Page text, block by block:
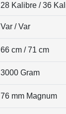
28 Kalibre / 36
Var / Var
66 cm / 71 cm
3000 Gram
76 mm Magnum